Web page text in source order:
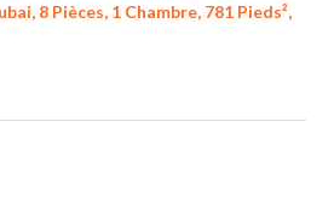
8 Pièces, 1 Chambre, 781 Pieds²,